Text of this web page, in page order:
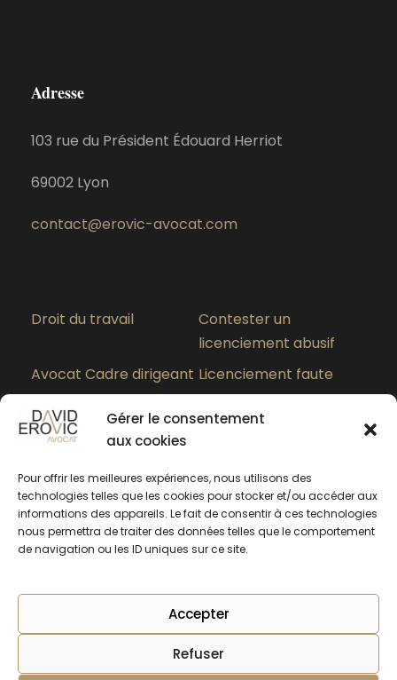
Gérer le consentement
aux cookies
Pour offrir les meilleures expériences, nous utilisons des
technologies telles que les cookies pour stocker et/ou accéder aux
informations des appareils. Le fait de consentir à ces technologies
nous permettra de traiter des données telles que le comportement
de navigation ou les ID uniques sur ce site.
Accepter
Refuser
Adresse
103 rue du Président Édouard Herriot
69002 Lyon
contact@erovic-avocat.com
Droit du travail
Contester un
licenciement abusif
Avocat Cadre dirigeant Licenciement faute
grave
Paiement des heures
Quel est le meilleur
travail à Lyon ?